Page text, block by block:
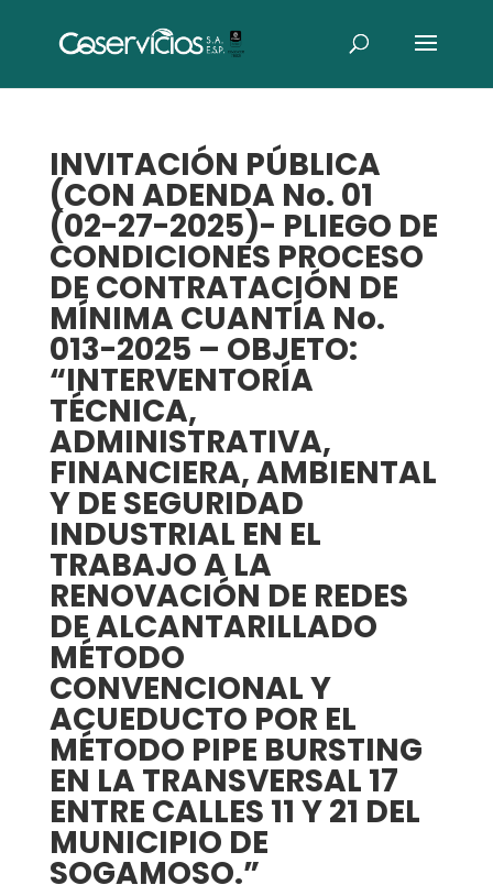
INVITACIÓN PÚBLICA
(CON ADENDA No. 01
(02-27-2025)- PLIEGO DE
CONDICIONES PROCESO
DE CONTRATACIÓN DE
MÍNIMA CUANTÍA No.
013-2025 – OBJETO:
“INTERVENTORÍA
TÉCNICA,
ADMINISTRATIVA,
FINANCIERA, AMBIENTAL
Y DE SEGURIDAD
INDUSTRIAL EN EL
TRABAJO A LA
RENOVACIÓN DE REDES
DE ALCANTARILLADO
MÉTODO
CONVENCIONAL Y
ACUEDUCTO POR EL
MÉTODO PIPE BURSTING
EN LA TRANSVERSAL 17
ENTRE CALLES 11 Y 21 DEL
MUNICIPIO DE
SOGAMOSO.”